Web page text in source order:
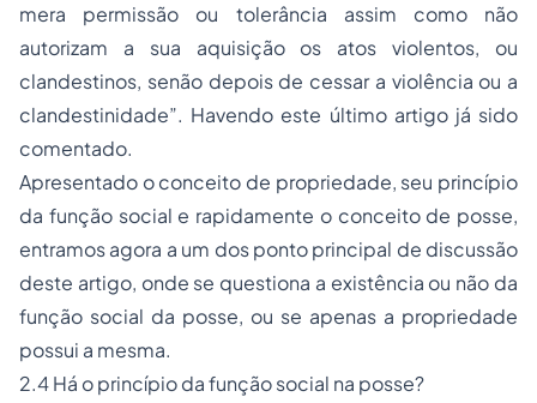
mera permissão ou tolerância assim como não
autorizam a sua aquisição os atos violentos, ou
clandestinos, senão depois de cessar a violência ou a
clandestinidade”. Havendo este último artigo já sido
comentado.
Apresentado o conceito de propriedade, seu princípio
da função social e rapidamente o conceito de posse,
entramos agora a um dos ponto principal de discussão
deste artigo, onde se questiona a existência ou não da
função social da posse, ou se apenas a propriedade
possui a mesma.
2.4 Há o princípio da função social na posse?